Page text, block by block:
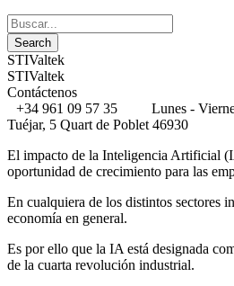
STIValtek
STIValtek
Contáctenos
+34 961 09 57 35
Lunes -
Tuéjar, 5 Quart de Poblet 46930
El impacto de la Inteligencia Artificial
oportunidad de crecimiento para las
En cualquiera de los distintos sectores
economía en general.
Es por ello que la IA está designada
de la cuarta revolución industrial.